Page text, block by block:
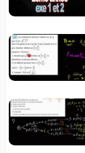
34:43
18:37